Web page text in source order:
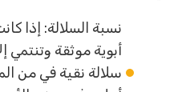
نسبة السلالة: إذا
أبوية موثقة وتنتمي
سلالة نقية في من